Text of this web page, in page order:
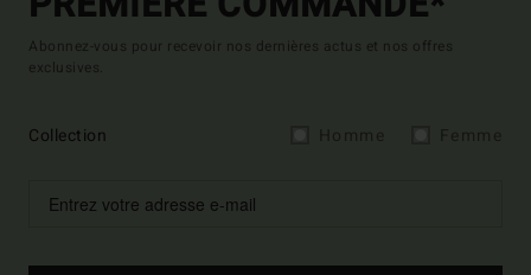
Abonnez-vous pour recevoir nos dernières actus et nos offres
exclusives.
Collection